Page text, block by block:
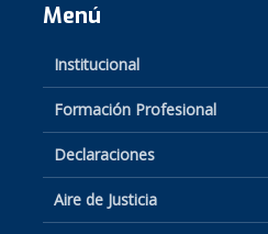
Menú
Institucional
Formación Profesional
Declaraciones
Aire de Justicia